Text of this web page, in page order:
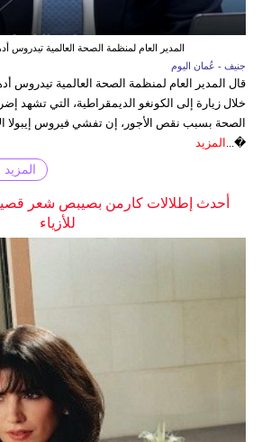
المدير العام لمنظمة الصحة العالمية تيدروس
جنيف - عُمان اليوم
قال المدير العام لمنظمة الصحة العالمية تيدروس
خلال زيارة إلى الكونغو الديمقراطية، التي تشهد
الصحة بسبب نقص الأجور، إن تفشي فيروس إيبولا
�...
المزيد
أحدث إطلالات كارمن بصيبص شعر
للأزياء